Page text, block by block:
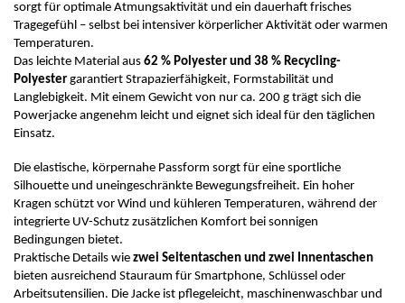
sorgt für optimale Atmungsaktivität und ein dauerhaft frisches
Tragegefühl – selbst bei intensiver körperlicher Aktivität oder warmen
Temperaturen.
Das leichte Material aus 62 % Polyester und 38 % Recycling-
Polyester garantiert Strapazierfähigkeit, Formstabilität und
Langlebigkeit. Mit einem Gewicht von nur ca. 200 g trägt sich die
Powerjacke angenehm leicht und eignet sich ideal für den täglichen
Einsatz.
Die elastische, körpernahe Passform sorgt für eine sportliche
Silhouette und uneingeschränkte Bewegungsfreiheit. Ein hoher
Kragen schützt vor Wind und kühleren Temperaturen, während der
integrierte UV-Schutz zusätzlichen Komfort bei sonnigen
Bedingungen bietet.
Praktische Details wie zwei Seitentaschen und zwei Innentaschen
bieten ausreichend Stauraum für Smartphone, Schlüssel oder
Arbeitsutensilien. Die Jacke ist pflegeleicht, maschinenwaschbar und